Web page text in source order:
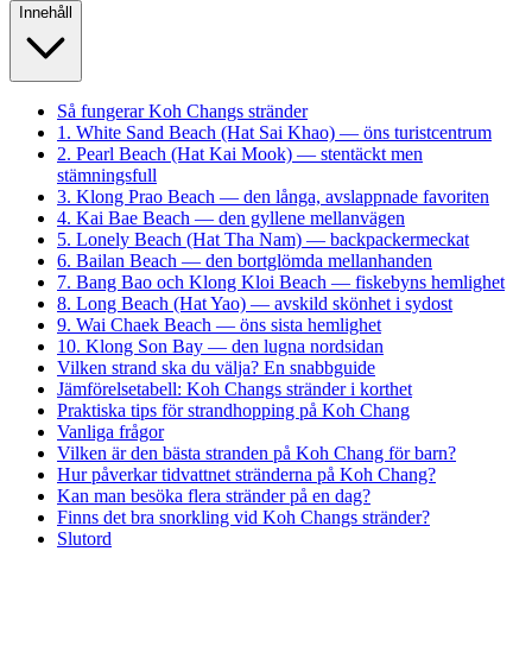
Innehåll
Så fungerar Koh Changs stränder
1. White Sand Beach (Hat Sai Khao) — öns turistcentrum
2. Pearl Beach (Hat Kai Mook) — stentäckt men
stämningsfull
3. Klong Prao Beach — den långa, avslappnade favoriten
4. Kai Bae Beach — den gyllene mellanvägen
5. Lonely Beach (Hat Tha Nam) — backpackermeckat
6. Bailan Beach — den bortglömda mellanhanden
7. Bang Bao och Klong Kloi Beach — fiskebyns hemlighet
8. Long Beach (Hat Yao) — avskild skönhet i sydost
9. Wai Chaek Beach — öns sista hemlighet
10. Klong Son Bay — den lugna nordsidan
Vilken strand ska du välja? En snabbguide
Jämförelsetabell: Koh Changs stränder i korthet
Praktiska tips för strandhopping på Koh Chang
Vanliga frågor
Vilken är den bästa stranden på Koh Chang för barn?
Hur påverkar tidvattnet stränderna på Koh Chang?
Kan man besöka flera stränder på en dag?
Finns det bra snorkling vid Koh Changs stränder?
Slutord